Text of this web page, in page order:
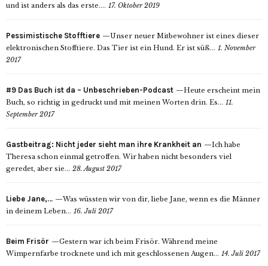
und ist anders als das erste.... 17. Oktober 2019
Pessimistische Stofftiere
Unser neuer Mitbewohner ist eines dieser
elektronischen Stofftiere. Das Tier ist ein Hund. Er ist süß... 1. November
2017
#9 Das Buch ist da – Unbeschrieben-Podcast
Heute erscheint mein
Buch, so richtig in gedruckt und mit meinen Worten drin. Es... 11.
September 2017
Gastbeitrag: Nicht jeder sieht man ihre Krankheit an
Ich habe
Theresa schon einmal getroffen. Wir haben nicht besonders viel
geredet, aber sie... 28. August 2017
Liebe Jane,…
Was wüssten wir von dir, liebe Jane, wenn es die Männer
in deinem Leben... 16. Juli 2017
Beim Frisör
Gestern war ich beim Frisör. Während meine
Wimpernfarbe trocknete und ich mit geschlossenen Augen... 14. Juli 2017